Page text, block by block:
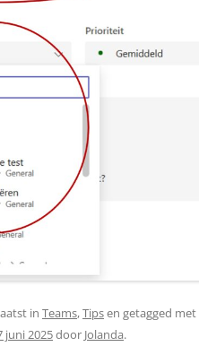
in Teams,Tipsen getagged met
juni 2025door Jolanda.